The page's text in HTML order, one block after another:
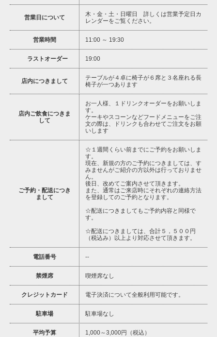
営業日について
木・金・土・日曜日 詳しくは営業予定日カ
レンダーをご覧ください。
営業時間 11:00 ～ 19:30
ラストオーダー 19:00
店内につきまして
テーブルが４卓に椅子が６席と３名座れる長
椅子が一つあります
店内ご飲食につきま
して
お一人様、１ドリンクオーダーをお願いしま
す。
ケーキやスコーンなどフードメニューをご注
文の際は、ドリンクも合わせてご注文をお願
いします
ご予約・配送につき
まして
☆１週間くらい前までにご予約をお願いしま
す。
現在、新規の方のご予約につきましては、す
みませんがご紹介の方以外は行っておりませ
ん。
後日、改めてご案内させて頂きます。
また、通常はご来店時にそれぞれの連絡方法
を登録してのご予約となります。
☆配送につきましてもご予約内容と同様で
す。
☆配送につきましては、合計５，５００円
（税込み）以上より対応させて頂きます。
電話番号 --
禁煙席 喫煙席なし
クレジットカード 電子決済について全般利用可能です。
駐車場 駐車場なし
平均予算 1,000～3,000円（税込）